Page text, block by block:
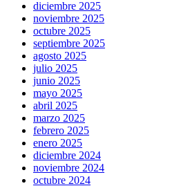
diciembre 2025
noviembre 2025
octubre 2025
septiembre 2025
agosto 2025
julio 2025
junio 2025
mayo 2025
abril 2025
marzo 2025
febrero 2025
enero 2025
diciembre 2024
noviembre 2024
octubre 2024